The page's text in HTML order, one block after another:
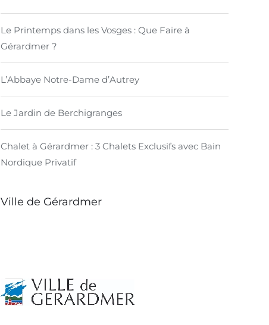
Le Printemps dans les Vosges : Que Faire à
Gérardmer ?
L’Abbaye Notre-Dame d’Autrey
Le Jardin de Berchigranges
Chalet à Gérardmer : 3 Chalets Exclusifs avec Bain
Nordique Privatif
Ville de Gérardmer